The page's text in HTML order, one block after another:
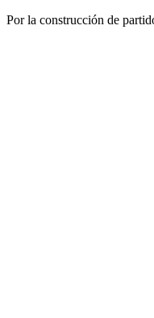
Por la construcción de